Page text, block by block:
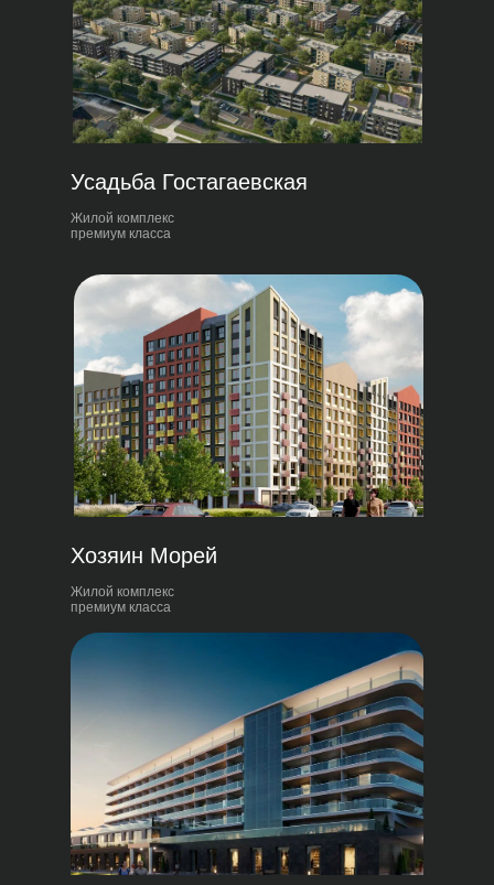
Жилой комплекс
премиум класса
Хозяин Морей
Жилой комплекс
премиум класса
Усадьба Гостагаевская